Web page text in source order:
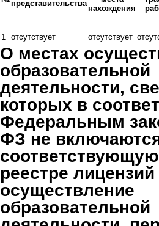
представительства
нахождения
1 отсутствует отсутствует
О местах
образовательной
деятельности,
которых в
Федеральным
ФЗ не
реестре лицензий
осуществление
образовательной